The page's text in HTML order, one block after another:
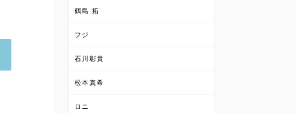
鶴島 拓
フジ
石川彰貴
松本真希
ロニ